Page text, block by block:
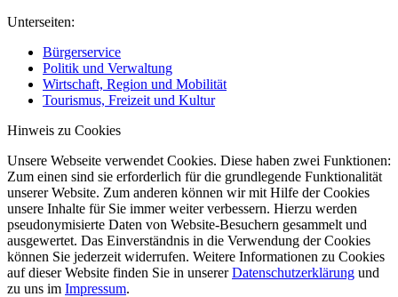
Unterseiten:
Bürgerservice
Politik und Verwaltung
Wirtschaft, Region und Mobilität
Tourismus, Freizeit und Kultur
Hinweis zu Cookies
Unsere Webseite verwendet Cookies. Diese haben zwei Funktionen:
Zum einen sind sie erforderlich für die grundlegende Funktionalität
unserer Website. Zum anderen können wir mit Hilfe der Cookies
unsere Inhalte für Sie immer weiter verbessern. Hierzu werden
pseudonymisierte Daten von Website-Besuchern gesammelt und
ausgewertet. Das Einverständnis in die Verwendung der Cookies
können Sie jederzeit widerrufen. Weitere Informationen zu Cookies
auf dieser Website finden Sie in unsererDatenschutzerklärung und
zu uns im Impressum.